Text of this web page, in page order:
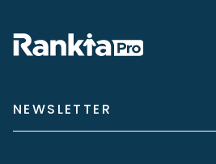
NEWSLETTER